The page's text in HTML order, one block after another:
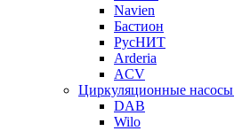
Navien
Бастион
РусНИТ
Arderia
ACV
Циркуляционные насосы
DAB
Wilo